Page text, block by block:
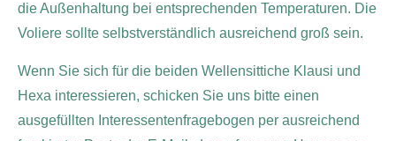
die Außenhaltung bei entsprechenden Temperaturen. Die
Voliere sollte selbstverständlich ausreichend groß sein.
Wenn Sie sich für die beiden Wellensittiche Klausi und
Hexa interessieren, schicken Sie uns bitte einen
ausgefüllten Interessentenfragebogen per ausreichend